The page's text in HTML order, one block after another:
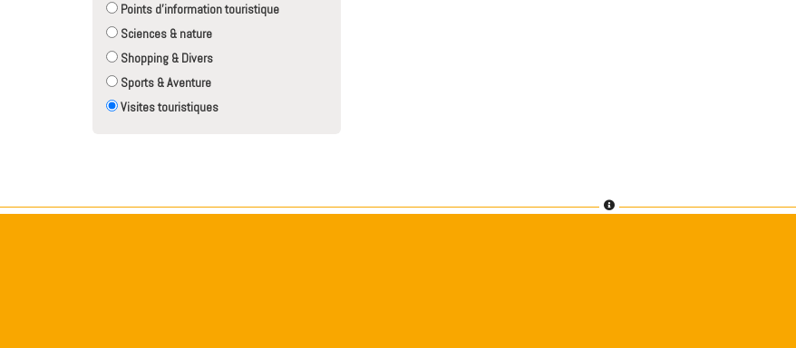
Points d'information touristique
Sciences & nature
Shopping & Divers
Sports & Aventure
Visites touristiques